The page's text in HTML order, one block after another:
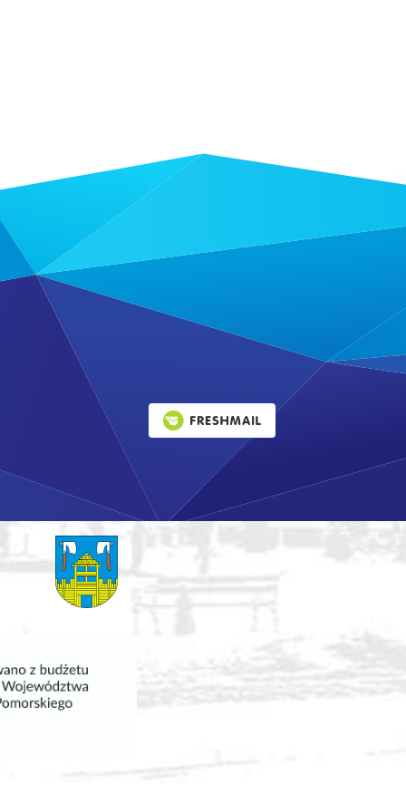
Leaflet|© OpenStreetMap contributors